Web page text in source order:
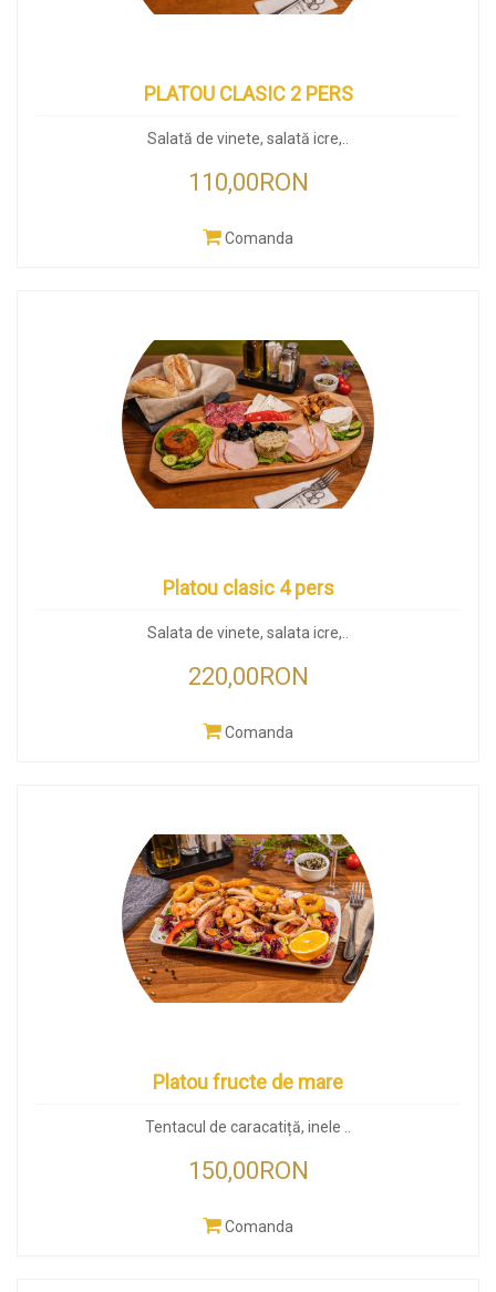
PLATOU CLASIC 2 PERS
Salată de vinete, salată icre,..
110,00RON
Comanda
Platou clasic 4 pers
Salata de vinete, salata icre,..
220,00RON
Comanda
Platou fructe de mare
Tentacul de caracatiță, inele ..
150,00RON
Comanda